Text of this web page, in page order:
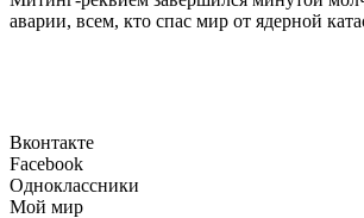
аварии, всем, кто спас мир от ядерной
Вконтакте
Facebook
Одноклассники
Мой мир